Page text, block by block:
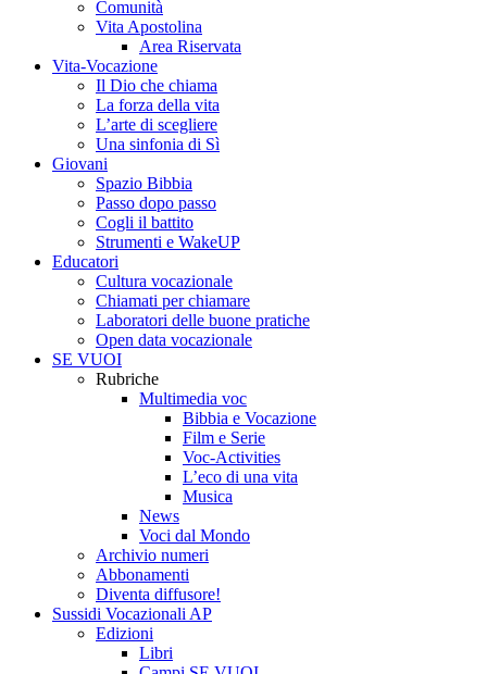
Comunità
Vita Apostolina
Area Riservata
Vita-Vocazione
Il Dio che chiama
La forza della vita
L’arte di scegliere
Una sinfonia di Sì
Giovani
Spazio Bibbia
Passo dopo passo
Cogli il battito
Strumenti e WakeUP
Educatori
Cultura vocazionale
Chiamati per chiamare
Laboratori delle buone pratiche
Open data vocazionale
SE VUOI
Rubriche
Multimedia voc
Bibbia e Vocazione
Film e Serie
Voc-Activities
L’eco di una vita
Musica
News
Voci dal Mondo
Archivio numeri
Abbonamenti
Diventa diffusore!
Sussidi Vocazionali AP
Edizioni
Libri